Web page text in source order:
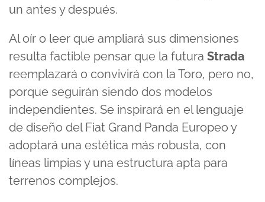
un antes y después.
Al oír o leer que ampliará sus dimensiones
resulta factible pensar que la futura Strada
reemplazará o convivirá con la Toro, pero no,
porque seguirán siendo dos modelos
independientes. Se inspirará en el lenguaje
de diseño del Fiat Grand Panda Europeo y
adoptará una estética más robusta, con
líneas limpias y una estructura apta para
terrenos complejos.